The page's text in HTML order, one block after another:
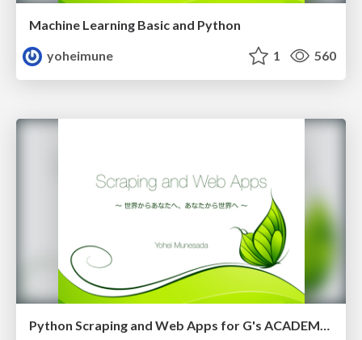
Machine Learning Basic and Python
yoheimune
1 560
Python Scraping and Web Apps for G's ACADEMY TOKYO